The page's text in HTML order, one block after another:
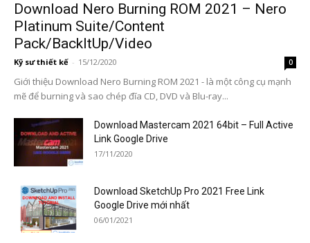
Download Nero Burning ROM 2021 – Nero
Platinum Suite/Content
Pack/BackItUp/Video
Kỹ sư thiết kế - 15/12/2020 0
Giới thiệu Download Nero Burning ROM 2021 - là một công cụ mạnh
mẽ để burning và sao chép đĩa CD, DVD và Blu-ray...
Download Mastercam 2021 64bit – Full Active
Link Google Drive
17/11/2020
Download SketchUp Pro 2021 Free Link
Google Drive mới nhất
06/01/2021